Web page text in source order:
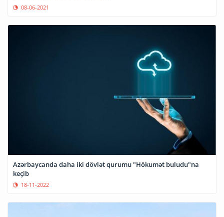
08-06-2021
Azərbaycanda daha iki dövlət qurumu "Hökumət buludu"na
keçib
18-11-2022